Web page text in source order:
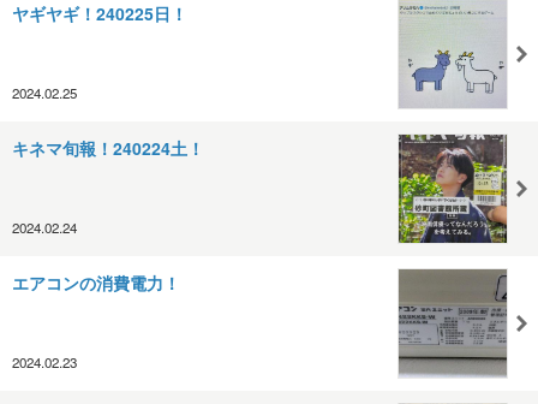
ヤギヤギ！240225日！
2024.02.25
キネマ旬報！240224土！
2024.02.24
エアコンの消費電力！
2024.02.23